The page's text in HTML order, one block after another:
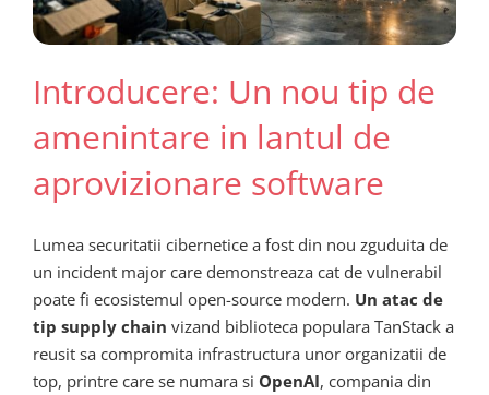
Introducere: Un nou tip de
amenintare in lantul de
aprovizionare software
Lumea securitatii cibernetice a fost din nou zguduita de
un incident major care demonstreaza cat de vulnerabil
poate fi ecosistemul open-source modern. Un atac de
tip supply chain vizand biblioteca populara TanStack a
reusit sa compromita infrastructura unor organizatii de
top, printre care se numara si OpenAI, compania din